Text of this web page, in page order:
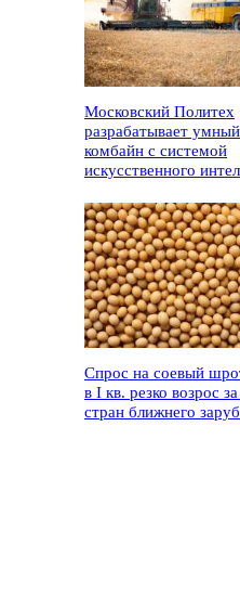
Московский Политех
разрабатывает умный
комбайн с системой
искусственного
Спрос на соевый
в I кв. резко возрос
стран ближнего